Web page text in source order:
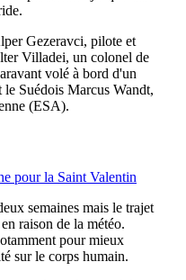
Gezeravci, pilote et
Villadei, un colonel de
volé à bord d'un
Suédois Marcus Wandt,
(ESA).
pour la Saint Valentin
semaines mais le trajet
raison de la météo.
pour mieux
sur le corps humain.